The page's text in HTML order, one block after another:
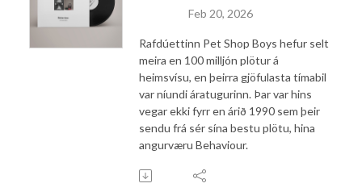
Feb 20, 2026
Rafdúettinn Pet Shop Boys hefur selt
meira en 100 milljón plötur á
heimsvísu, en þeirra gjöfulasta tímabil
var níundi áratugurinn. Þar var hins
vegar ekki fyrr en árið 1990 sem þeir
sendu frá sér sína bestu plötu, hina
angurværu Behaviour.